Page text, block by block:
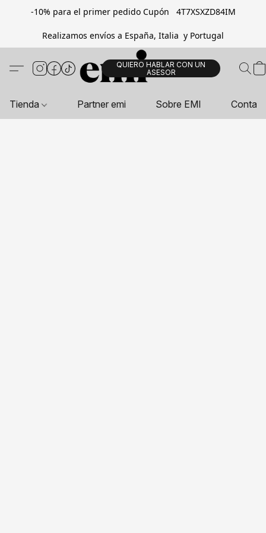
-10% para el primer pedido Cupón 4T7XSXZD84IM
Realizamos envíos a España, Italia y Portugal
QUIERO HABLAR CON UN
ASESOR
Tienda Partner emi Sobre EMI